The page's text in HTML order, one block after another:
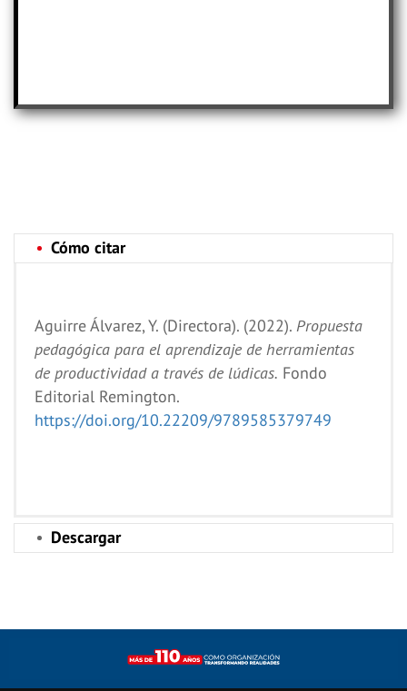
Cómo citar
Aguirre Álvarez, Y. (Directora). (2022). Propuesta
pedagógica para el aprendizaje de herramientas
de productividad a través de lúdicas. Fondo
Editorial Remington.
https://doi.org/10.22209/9789585379749
Descargar